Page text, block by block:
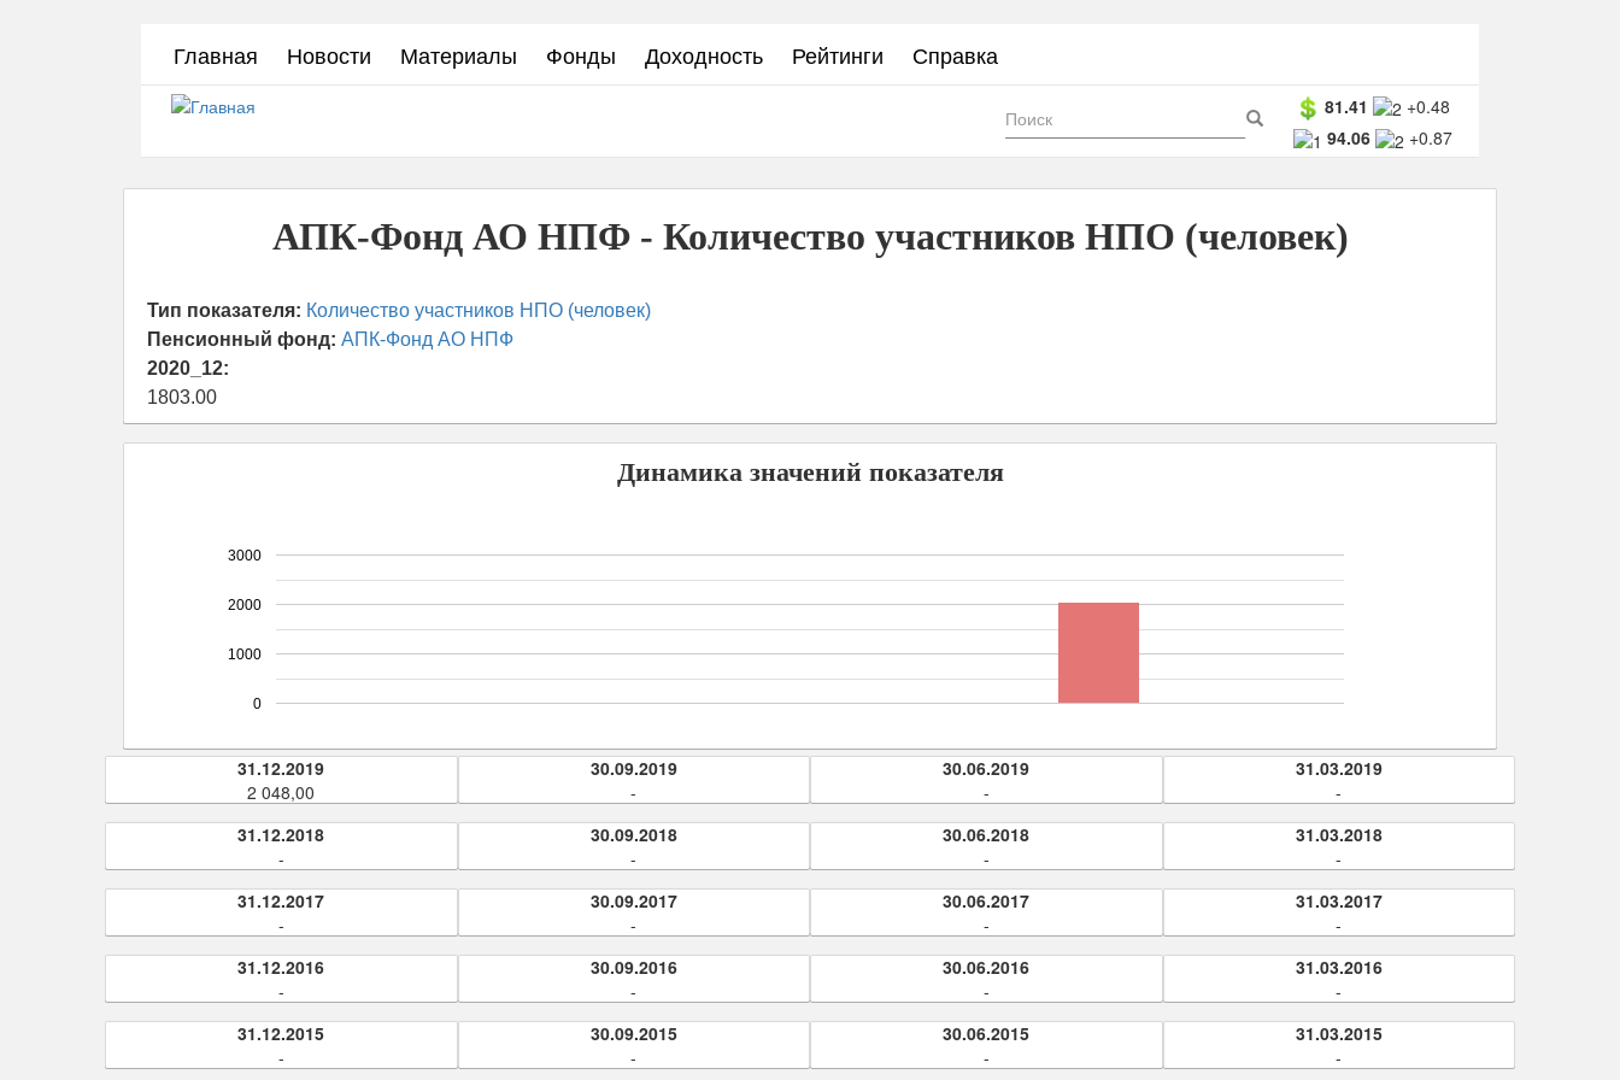
Главная Новости Материалы Фонды Доходность Рейтинги Справка
81.41
+0.48
94.06
+0.87
Форма
поиска Поиск
АПК-Фонд АО НПФ - Количество участников НПО (человек)
Тип показателя: Количество участников НПО (человек)
Пенсионный фонд: АПК-Фонд АО НПФ
2020_12:
1803.00
Динамика значений показателя
0
1000
2000
3000
31.12.2019
2 048,00
30.09.2019
-
30.06.2019
-
31.03.2019
-
31.12.2018
-
30.09.2018
-
30.06.2018
-
31.03.2018
-
31.12.2017
-
30.09.2017
-
30.06.2017
-
31.03.2017
-
31.12.2016
-
30.09.2016
-
30.06.2016
-
31.03.2016
-
31.12.2015
-
30.09.2015
-
30.06.2015
-
31.03.2015
-